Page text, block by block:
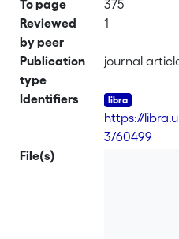
To page
375
Reviewed
by peer
1
Publication
type
journal
Identifiers
https://
3/60499
File(s)